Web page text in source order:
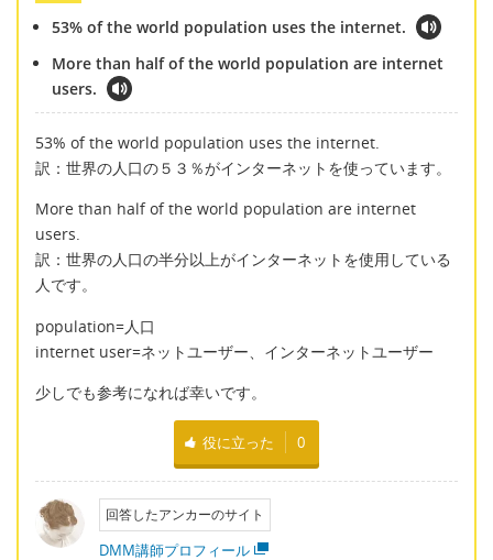
53% of the world population uses the internet.
More than half of the world population are internet
users.
53% of the world population uses the internet.
訳：世界の人口の５３％がインターネットを使っています。
More than half of the world population are internet
users.
訳：世界の人口の半分以上がインターネットを使用している
人です。
population=人口
internet user=ネットユーザー、インターネットユーザー
少しでも参考になれば幸いです。
役に立った 0
回答したアンカーのサイト
DMM講師プロフィール